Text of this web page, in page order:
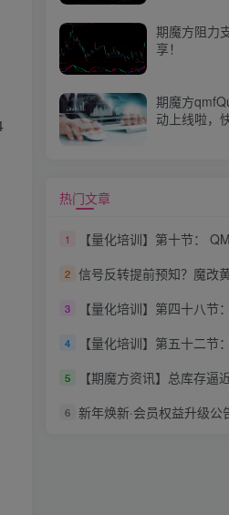
4 【量化培训】第五十二节：：Ta-Lib中的EMA （Exponential Moving
【期魔方资讯】总库存逼近百万吨，检修季将至
6 新年焕新·会员权益升级公告
期魔方阻力
享！
期魔方
动上线啦，
热门文章
1 【量化培训】第十节： QMT
2 信号反转提前预知？魔改
3 【量化培训】第四十八节：Matplotlib散
4 【量化培训】第五十二节：：Ta-Lib中的EMA （Exponential Moving
5 【期魔方资讯】总库存逼近百万吨，检修季将
6 新年焕新·会员权益升级公